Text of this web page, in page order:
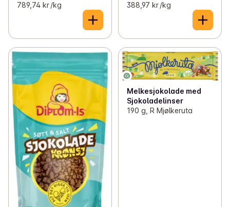
789,74 kr /kg 388,97 kr /kg
Melkesjokolade med
Sjokoladelinser
190 g, R Mjølkeruta